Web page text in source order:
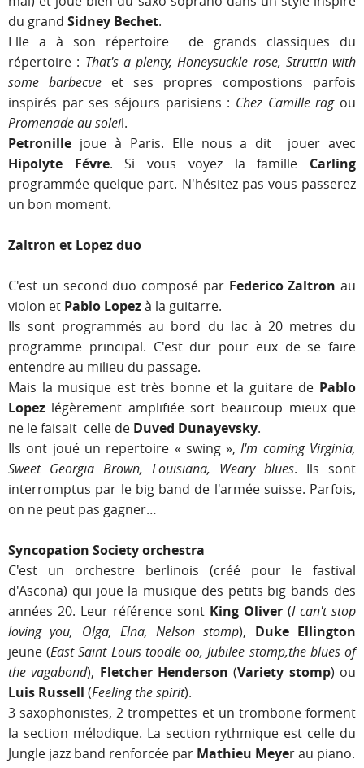
du grand Sidney Bechet.
Elle a à son répertoire de grands classiques du
répertoire : That's a plenty, Honeysuckle rose, Struttin with
some barbecue et ses propres compostions parfois
inspirés par ses séjours parisiens : Chez Camille ragou
Promenade au soleil.
Petronille joue à Paris. Elle nous a dit jouer avec
Hipolyte Févre. Si vous voyez la famille Carling
programmée quelque part. N'hésitez pas vous passerez
un bon moment.
Zaltron et Lopez duo
C'est un second duo composé parFederico Zaltron au
violon et Pablo Lopezà la guitarre.
Ils sont programmés au bord du lac à 20 metres du
programme principal. C'est dur pour eux de se faire
entendre au milieu du passage.
Mais la musique est très bonne et la guitare de Pablo
Lopez légèrement amplifiée sort beaucoup mieux que
ne le faisait celle de Duved Dunayevsky.
Ils ont joué un repertoire « swing »,I'm coming Virginia,
Sweet Georgia Brown, Louisiana, Weary blues. Ils sont
interromptus par le big band de l'armée suisse. Parfois,
on ne peut pas gagner…
Syncopation Society orchestra
C'est un orchestre berlinois (créé pour le fastival
d'Ascona) qui joue la musique des petits big bands des
années 20. Leur référence sont King Oliver (I can't stop
loving you, Olga, Elna, Nelson stomp), Duke Ellington
jeune (East Saint Louis toodle oo, Jubilee stomp,the blues of
the vagabond), Fletcher Henderson (Variety stomp) ou
Luis Russell (Feeling the spirit).
3 saxophonistes, 2 trompettes et un trombone forment
la section mélodique. La section rythmique est celle du
Jungle jazz band renforcée par Mathieu Meyer au piano.